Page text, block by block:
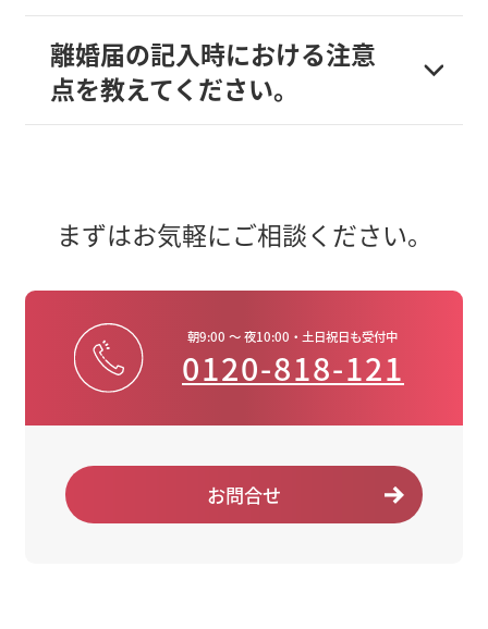
離婚届の記入時における注意
点を教えてください。
まずはお気軽にご相談ください。
朝9:00 ～ 夜10:00・土日祝日も受付中
0120-818-121
お問合せ